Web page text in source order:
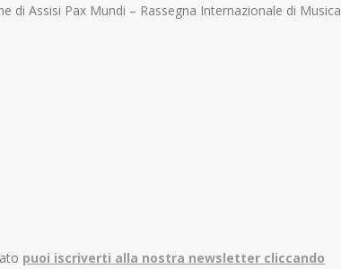
di Assisi Pax Mundi – Rassegna Internazionale di Musica
puoi iscriverti alla nostra newsletter cliccando